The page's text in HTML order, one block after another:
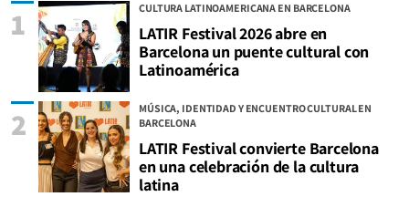
CULTURA LATINOAMERICANA EN BARCELONA
LATIR Festival 2026 abre en
Barcelona un puente cultural con
Latinoamérica
1
MÚSICA, IDENTIDAD Y ENCUENTRO CULTURAL EN
BARCELONA
LATIR Festival convierte Barcelona
en una celebración de la cultura
latina
2